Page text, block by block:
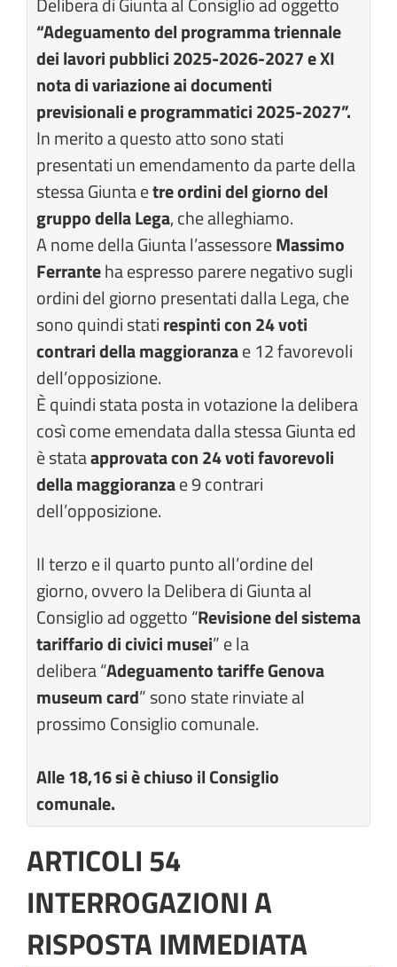
“Adeguamento del programma triennale
dei lavori pubblici 2025-2026-2027 e XI
nota di variazione ai documenti
previsionali e programmatici 2025-2027”.
In merito a questo atto sono stati
presentati un emendamento da parte della
stessa Giunta etre ordini del giorno del
gruppo della Lega, che alleghiamo.
A nome della Giunta l’assessoreMassimo
Ferranteha espresso parere negativo sugli
ordini del giorno presentati dalla Lega, che
sono quindi statirespinti con 24 voti
contrari della maggioranzae 12 favorevoli
dell’opposizione.
È quindi stata posta in votazione la delibera
così come emendata dalla stessa Giunta ed
è stataapprovata con 24 voti favorevoli
della maggioranzae 9 contrari
dell’opposizione.
Il terzo e il quarto punto all’ordine del
giorno, ovvero la Delibera di Giunta al
Consiglio ad oggetto “Revisione del sistema
tariffario di civici musei” e la
delibera “Adeguamento tariffe Genova
museum card” sono state rinviate al
prossimo Consiglio comunale.
Alle 18,16 si è chiuso il Consiglio
comunale.
ARTICOLI 54
INTERROGAZIONI A
RISPOSTA IMMEDIATA